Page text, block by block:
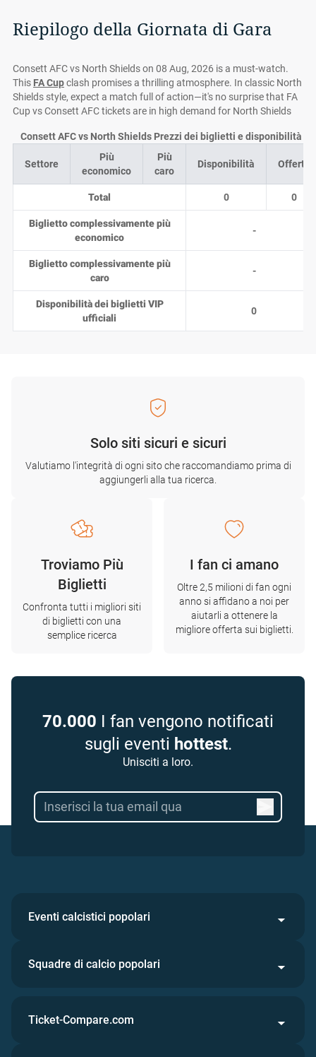
Riepilogo della Giornata di Gara
Consett AFC vs North Shields on 08 Aug, 2026 is a must-watch.
This FA Cupclash promises a thrilling atmosphere. In classic North
Shields style, expect a match full of action—it's no surprise that FA
Cup vs Consett AFC tickets are in high demand for North Shields
Settore
Più
economico
Più
caro
Disponibilità Offerte
Total 0 0
Biglietto complessivamente più
economico
-
Biglietto complessivamente più
caro
-
Disponibilità dei biglietti VIP
ufficiali
0
Consett AFC vs North Shields Prezzi dei biglietti e disponibilità su
Solo siti sicuri e sicuri
Valutiamo l'integrità di ogni sito che raccomandiamo prima di
aggiungerli alla tua ricerca.
Troviamo Più
Biglietti
Confronta tutti i migliori siti
di biglietti con una
semplice ricerca
I fan ci amano
Oltre 2,5 milioni di fan ogni
anno si affidano a noi per
aiutarli a ottenere la
migliore offerta sui biglietti.
70.000 I fan vengono notificati
sugli eventi hottest.
Unisciti a loro.
Eventi calcistici popolari
Squadre di calcio popolari
Ticket-Compare.com